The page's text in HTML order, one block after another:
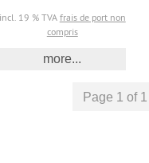
incl. 19 % TVA frais de port non
compris
more...
Page 1 of 1